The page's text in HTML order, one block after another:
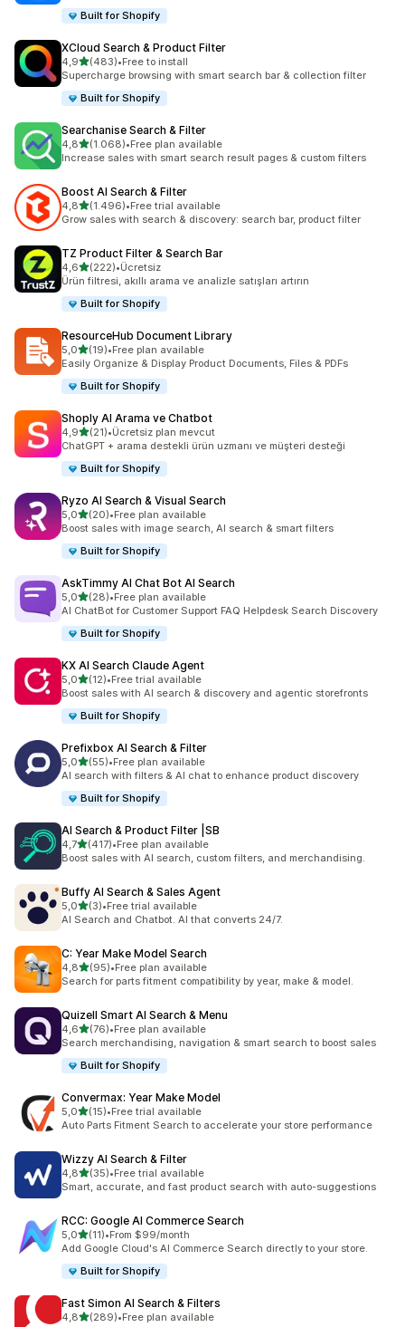
Built for Shopify
XCloud Search & Product Filter
4,95 yıldız üzerinden
(483)
toplam 483 değerlendirme
•Free to install
Supercharge browsing with smart search bar & collection filter
Built for Shopify
Searchanise Search & Filter
4,85 yıldız üzerinden
(1.068)
toplam 1068 değerlendirme
•Free plan available
Increase sales with smart search result pages & custom filters
Boost AI Search & Filter
4,85 yıldız üzerinden
(1.496)
toplam 1496 değerlendirme
•Free trial available
Grow sales with search & discovery: search bar, product filter
TZ Product Filter & Search Bar
4,65 yıldız üzerinden
(222)
toplam 222 değerlendirme
•Ücretsiz
Ürün filtresi, akıllı arama ve analizle satışları artırın
Built for Shopify
ResourceHub Document Library
5,05 yıldız üzerinden
(19)
toplam 19 değerlendirme
•Free plan available
Easily Organize & Display Product Documents, Files & PDFs
Built for Shopify
Shoply AI Arama ve Chatbot
4,95 yıldız üzerinden
(21)
toplam 21 değerlendirme
•Ücretsiz plan mevcut
ChatGPT + arama destekli ürün uzmanı ve müşteri desteği
Built for Shopify
Ryzo AI Search & Visual Search
5,05 yıldız üzerinden
(20)
toplam 20 değerlendirme
•Free plan available
Boost sales with image search, AI search & smart filters
Built for Shopify
AskTimmy AI Chat Bot AI Search
5,05 yıldız üzerinden
(28)
toplam 28 değerlendirme
•Free plan available
AI ChatBot for Customer Support FAQ Helpdesk Search Discovery
Built for Shopify
KX AI Search Claude Agent
5,05 yıldız üzerinden
(12)
toplam 12 değerlendirme
•Free trial available
Boost sales with AI search & discovery and agentic storefronts
Built for Shopify
Prefixbox AI Search & Filter
5,05 yıldız üzerinden
(55)
toplam 55 değerlendirme
•Free plan available
AI search with filters & AI chat to enhance product discovery
Built for Shopify
AI Search & Product Filter |SB
4,75 yıldız üzerinden
(417)
toplam 417 değerlendirme
•Free plan available
Boost sales with AI search, custom filters, and merchandising.
Buffy AI Search & Sales Agent
5,05 yıldız üzerinden
(3)
toplam 3 değerlendirme
•Free trial available
AI Search and Chatbot. AI that converts 24/7.
C: Year Make Model Search
4,85 yıldız üzerinden
(95)
toplam 95 değerlendirme
•Free plan available
Search for parts fitment compatibility by year, make & model.
Quizell Smart AI Search & Menu
4,65 yıldız üzerinden
(76)
toplam 76 değerlendirme
•Free plan available
Search merchandising, navigation & smart search to boost sales
Built for Shopify
Convermax: Year Make Model
5,05 yıldız üzerinden
(15)
toplam 15 değerlendirme
•Free trial available
Auto Parts Fitment Search to accelerate your store performance
Wizzy AI Search & Filter
4,85 yıldız üzerinden
(35)
toplam 35 değerlendirme
•Free trial available
Smart, accurate, and fast product search with auto-suggestions
RCC: Google AI Commerce Search
5,05 yıldız üzerinden
(11)
toplam 11 değerlendirme
•From $99/month
Add Google Cloud's AI Commerce Search directly to your store.
Built for Shopify
Fast Simon AI Search & Filters
4,85 yıldız üzerinden
(289)
toplam 289 değerlendirme
•Free plan available